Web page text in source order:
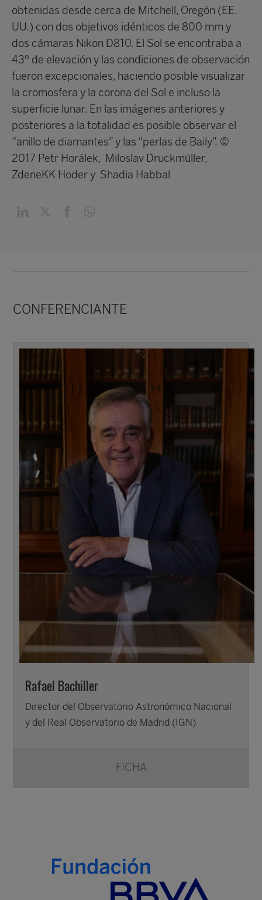
obtenidas desde cerca de Mitchell, Oregón (EE.
UU.) con dos objetivos idénticos de 800 mm y
dos cámaras Nikon D810. El Sol se encontraba a
43º de elevación y las condiciones de observación
fueron excepcionales, haciendo posible visualizar
la cromosfera y la corona del Sol e incluso la
superficie lunar. En las imágenes anteriores y
posteriores a la totalidad es posible observar el
“anillo de diamantes” y las “perlas de Baily”. ©
2017 Petr Horálek, Miloslav Druckmüller,
ZdeneKK Hoder y Shadia Habbal
CONFERENCIANTE
Rafael Bachiller
Director del Observatorio Astronómico Nacional
y del Real Observatorio de Madrid (IGN)
FICHA